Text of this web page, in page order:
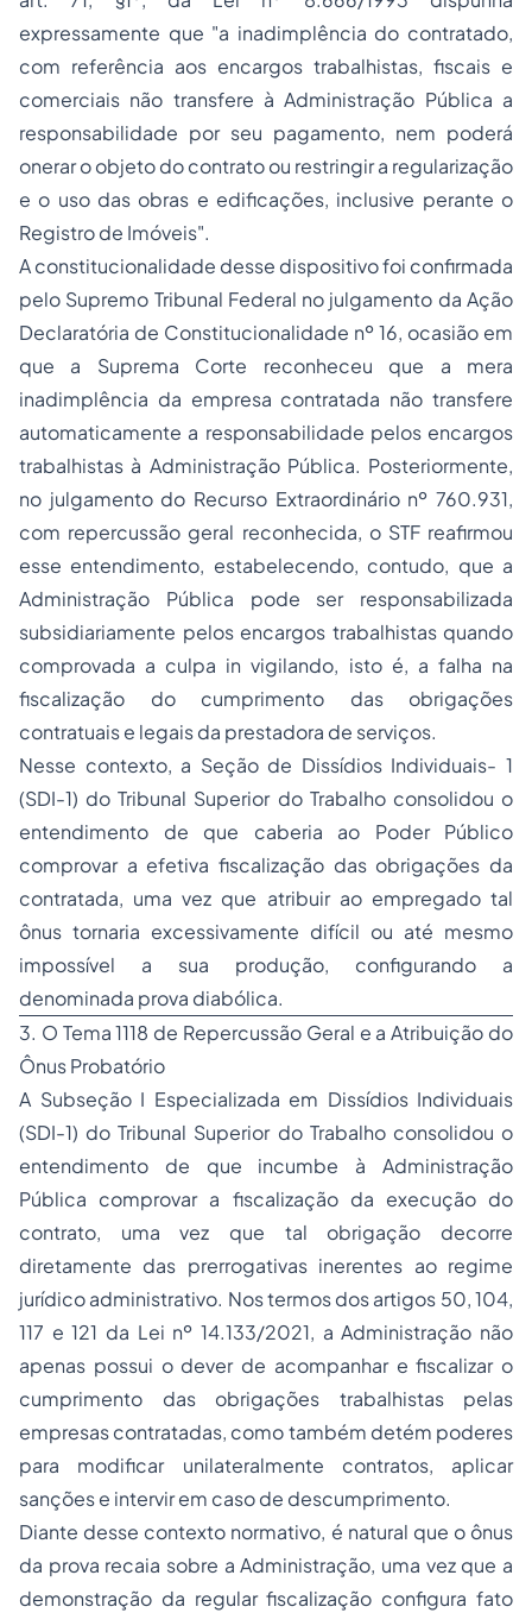
expressamente que "a inadimplência do contratado,
com referência aos encargos trabalhistas, fiscais e
comerciais não transfere à Administração Pública a
responsabilidade por seu pagamento, nem poderá
onerar o objeto do contrato ou restringir a regularização
e o uso das obras e edificações, inclusive perante o
Registro de Imóveis".
A constitucionalidade desse dispositivo foi confirmada
pelo Supremo Tribunal Federal no julgamento da Ação
Declaratória de Constitucionalidade nº 16, ocasião em
que a Suprema Corte reconheceu que a mera
inadimplência da empresa contratada não transfere
automaticamente a responsabilidade pelos encargos
trabalhistas à Administração Pública. Posteriormente,
no julgamento do Recurso Extraordinário nº 760.931,
com repercussão geral reconhecida, o STF reafirmou
esse entendimento, estabelecendo, contudo, que a
Administração Pública pode ser responsabilizada
subsidiariamente pelos encargos trabalhistas quando
comprovada a culpa in vigilando, isto é, a falha na
fiscalização do cumprimento das obrigações
contratuais e legais da prestadora de serviços.
Nesse contexto, a Seção de Dissídios Individuais- 1
(SDI-1) do Tribunal Superior do Trabalho consolidou o
entendimento de que caberia ao Poder Público
comprovar a efetiva fiscalização das obrigações da
contratada, uma vez que atribuir ao empregado tal
ônus tornaria excessivamente difícil ou até mesmo
impossível a sua produção, configurando a
denominada prova diabólica.
3. O Tema 1118 de Repercussão Geral e a Atribuição do
Ônus Probatório
A Subseção I Especializada em Dissídios Individuais
(SDI-1) do Tribunal Superior do Trabalho consolidou o
entendimento de que incumbe à Administração
Pública comprovar a fiscalização da execução do
contrato, uma vez que tal obrigação decorre
diretamente das prerrogativas inerentes ao regime
jurídico administrativo. Nos termos dos artigos 50, 104,
117 e 121 da Lei nº 14.133/2021, a Administração não
apenas possui o dever de acompanhar e fiscalizar o
cumprimento das obrigações trabalhistas pelas
empresas contratadas, como também detém poderes
para modificar unilateralmente contratos, aplicar
sanções e intervir em caso de descumprimento.
Diante desse contexto normativo, é natural que o ônus
da prova recaia sobre a Administração, uma vez que a
demonstração da regular fiscalização configura fato